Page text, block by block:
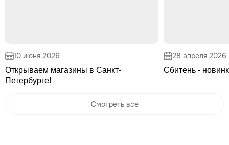
10 июня 2026
Открываем магазины в Санкт-
Петербурге!
28 апреля 2026
Сбитень -
Смотреть все